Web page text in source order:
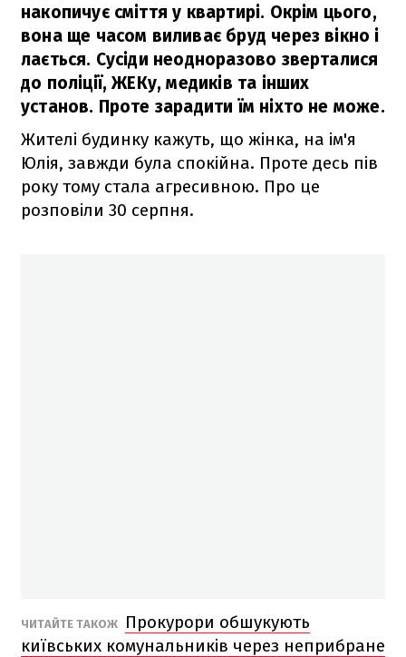
накопичує сміття у квартирі. Окрім цього,
вона ще часом виливає бруд через вікно і
лається. Сусіди неодноразово зверталися
до поліції, ЖЕКу, медиків та інших
установ. Проте зарадити їм ніхто не може.
Жителі будинку кажуть, що жінка, на ім'я
Юлія, завжди була спокійна. Проте десь пів
року тому стала агресивною. Про це
розповіли 30 серпня.
ЧИТАЙТЕ ТАКОЖ
Прокурори обшукують
київських комунальників через неприбране